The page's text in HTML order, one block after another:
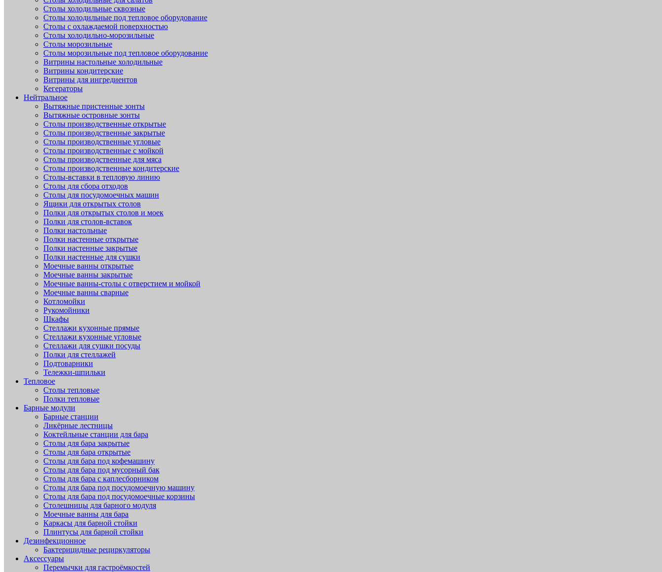
Столы холодильные сквозные
Столы холодильные под тепловое оборудование
Столы с охлаждаемой поверхностью
Столы холодильно-морозильные
Столы морозильные
Столы морозильные под тепловое оборудование
Витрины настольные холодильные
Витрины кондитерские
Витрины для ингредиентов
Кегераторы
Нейтральное
Вытяжные пристенные зонты
Вытяжные островные зонты
Столы производственные открытые
Столы производственные закрытые
Столы производственные угловые
Столы производственные с мойкой
Столы производственные для мяса
Столы производственные кондитерские
Столы-вставки в тепловую линию
Столы для сбора отходов
Столы для посудомоечных машин
Ящики для открытых столов
Полки для открытых столов и моек
Полки для столов-вставок
Полки настольные
Полки настенные открытые
Полки настенные закрытые
Полки настенные для сушки
Моечные ванны открытые
Моечные ванны закрытые
Моечные ванны-столы с отверстием и мойкой
Моечные ванны сварные
Котломойки
Рукомойники
Шкафы
Стеллажи кухонные прямые
Стеллажи кухонные угловые
Стеллажи для сушки посуды
Полки для стеллажей
Подтоварники
Тележки-шпильки
Тепловое
Столы тепловые
Полки тепловые
Барные модули
Барные станции
Ликёрные лестницы
Коктейльные станции для бара
Столы для бара закрытые
Столы для бара открытые
Столы для бара под кофемашину
Столы для бара под мусорный бак
Столы для бара с каплесборником
Столы для бара под посудомоечную машину
Столы для бара под посудомоечные корзины
Столешницы для барного модуля
Моечные ванны для бара
Каркасы для барной стойки
Плинтусы для барной стойки
Дезинфекционное
Бактерицидные рециркуляторы
Аксессуары
Перемычки для гастроёмкостей